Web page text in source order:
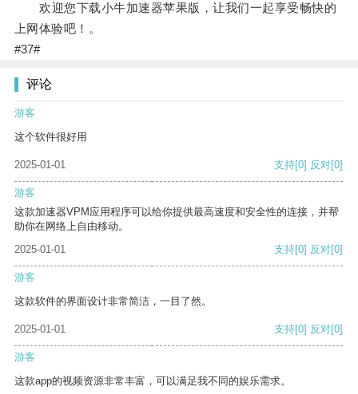
欢迎您下载小牛加速器苹果版，让我们一起享受畅快的
上网体验吧！。
#37#
评论
游客
这个软件很好用
2025-01-01 支持[0] 反对[0]
游客
这款加速器VPM应用程序可以给你提供最高速度和安全性的连接，并帮
助你在网络上自由移动。
2025-01-01
支持[0] 反对[0]
游客
这款软件的界面设计非常简洁，一目了然。
2025-01-01 支持[0] 反对[0]
游客
这款app的视频资源非常丰富，可以满足我不同的娱乐需求。